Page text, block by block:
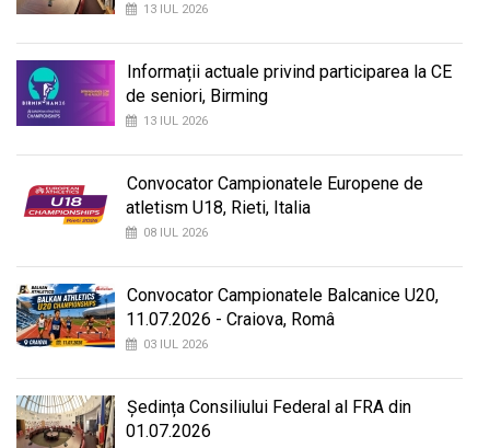
13 IUL 2026
Informații actuale privind participarea la CE
de seniori, Birming
13 IUL 2026
Convocator Campionatele Europene de
atletism U18, Rieti, Italia
08 IUL 2026
Convocator Campionatele Balcanice U20,
11.07.2026 - Craiova, Româ
03 IUL 2026
Ședința Consiliului Federal al FRA din
01.07.2026